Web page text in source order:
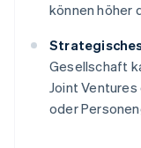
können höher
Gesellschaft
Joint
oder